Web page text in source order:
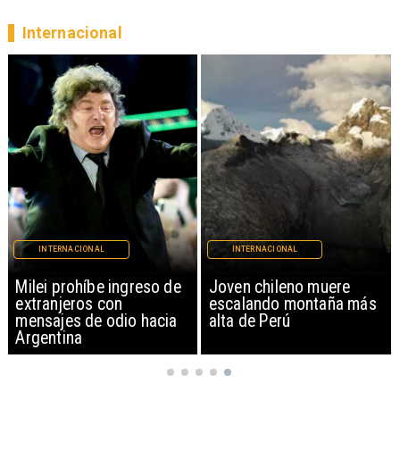
Milei prohíbe ingreso de
extranjeros con
mensajes de odio hacia
Argentina
INTERNACIONAL
Joven chileno muere
escalando montaña más
alta de Perú
INTERNACIONAL
Internacional